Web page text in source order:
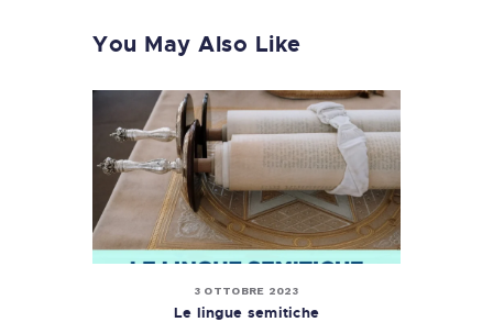
You May Also Like
3 OTTOBRE 2023
Le lingue semitiche